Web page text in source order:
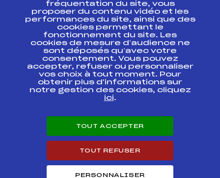
Ressources
Pass’Neige
Projet sportif fédéral
Projet de performance fédéral
Antidopage
Pôle Développement, Formation, Suivi
Scientifique
Listes ministérielles
Pôle vie de l’athlète
Enseignement professionnel
Carrières
fréquentation du site, vous
proposer du contenu vidéo et les
performances du site, ainsi que des
cookies permettant le
fonctionnement du site. Les
cookies de mesure d’audience ne
sont déposés qu’avec votre
consentement. Vous pouvez
accepter, refuser ou personnaliser
vos choix à tout moment. Pour
obtenir plus d'informations sur
notre gestion des cookies, cliquez
ici.
TOUT ACCEPTER
TOUT REFUSER
PERSONNALISER